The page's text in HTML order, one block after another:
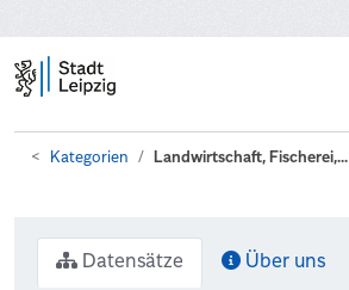
Kategorien Landwirtschaft, Fischerei,...
Datensätze Über uns